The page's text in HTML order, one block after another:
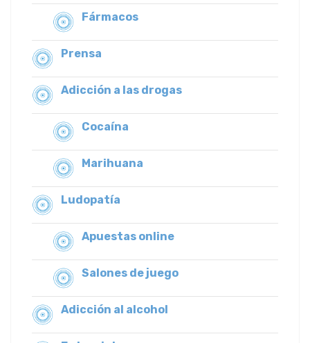
Fármacos
Prensa
Adicción a las drogas
Cocaína
Marihuana
Ludopatía
Apuestas online
Salones de juego
Adicción al alcohol